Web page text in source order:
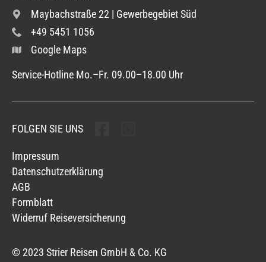
Maybachstraße 22 | Gewerbegebiet Süd
+49 5451 1056
Google Maps
Service-Hotline Mo.–Fr. 09.00–18.00 Uhr
© 2023 Strier Reisen GmbH & Co. KG
Impressum
Datenschutzerklärung
AGB
Formblatt
Widerruf Reiseversicherung
FOLGEN SIE UNS